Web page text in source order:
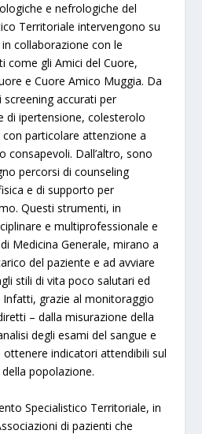
e nefrologiche del
Territoriale intervengono su
collaborazione con le
come gli Amici del Cuore,
e Cuore Amico Muggia. Da
accurati per
di ipertensione, colesterolo
particolare attenzione a
consapevoli. Dall’altro, sono
percorsi di counseling
e di supporto per
Questi strumenti, in
e multiprofessionale e
Medicina Generale, mirano a
del paziente e ad avviare
stili di vita poco salutari ed
grazie al monitoraggio
– dalla misurazione della
degli esami del sangue e
ottenere indicatori attendibili sul
popolazione.
Specialistico Territoriale, in
di pazienti che